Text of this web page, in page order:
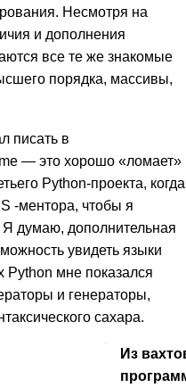
Несмотря на
и дополнения
все те же знакомые
порядка, массивы,
писать в
— это хорошо «ломает»
Python-проекта, когда
-ментора, чтобы я
думаю, дополнительная
увидеть языки
Python мне показался
и генераторы,
сахара.
Из